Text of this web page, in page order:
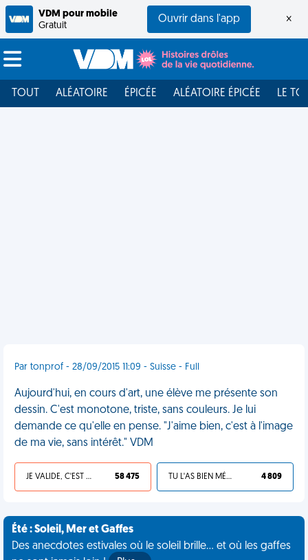
VDM pour mobile
Gratuit
Ouvrir dans l'app ×
TOUT ALÉATOIRE ÉPICÉE ALÉATOIRE ÉPICÉE LE
Par tonprof - 28/09/2015 11:09 - Suisse - Full
Aujourd'hui, en cours d'art, une élève me présente son
dessin. C'est monotone, triste, sans couleurs. Je lui
demande ce qu'elle en pense. "J'aime bien, c'est à l'image
de ma vie, sans intérêt." VDM
JE VALIDE, C'EST UNE VDM 58 475 TU L'AS BIEN MÉRITÉ 4 809
Été : Soleil, Mer et Gaffes
Des anecdotes estivales où le soleil brille... et où les gaffes